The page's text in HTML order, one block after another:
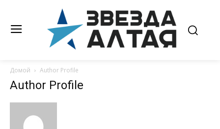
Домой Author Profile
Author Profile